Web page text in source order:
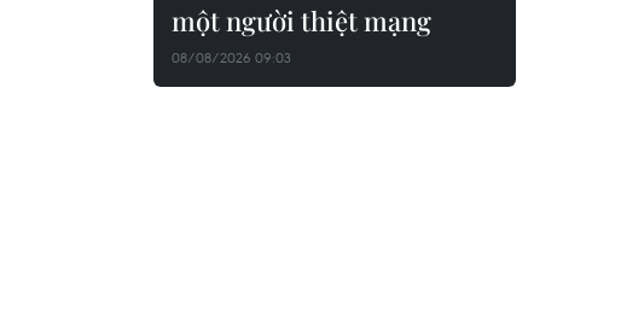
một người thiệt mạng
08/08/2026 09:03